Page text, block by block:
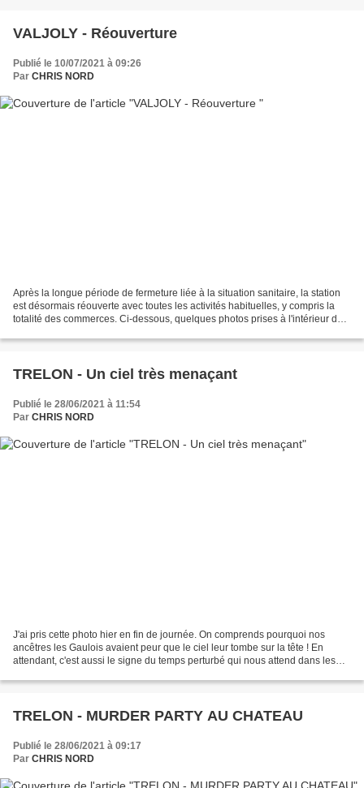
VALJOLY - Réouverture
Publié le 10/07/2021 à 09:26
Par CHRIS NORD
Après la longue période de fermeture liée à la situation sanitaire, la station
est désormais réouverte avec toutes les activités habituelles, y compris la
totalité des commerces. Ci-dessous, quelques photos prises à l'intérieur de
TRELON - Un ciel très menaçant
Publié le 28/06/2021 à 11:54
Par CHRIS NORD
J'ai pris cette photo hier en fin de journée. On comprends pourquoi nos
ancêtres les Gaulois avaient peur que le ciel leur tombe sur la tête ! En
attendant, c'est aussi le signe du temps perturbé qui nous attend dans les
TRELON - MURDER PARTY AU CHATEAU
Publié le 28/06/2021 à 09:17
Par CHRIS NORD